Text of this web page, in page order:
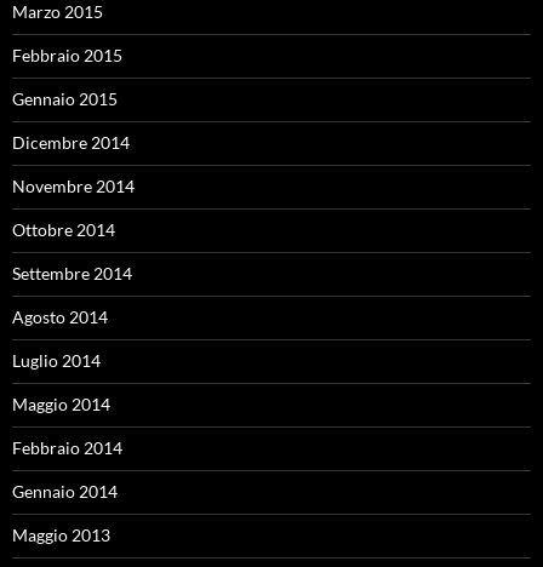
Marzo 2015
Febbraio 2015
Gennaio 2015
Dicembre 2014
Novembre 2014
Ottobre 2014
Settembre 2014
Agosto 2014
Luglio 2014
Maggio 2014
Febbraio 2014
Gennaio 2014
Maggio 2013